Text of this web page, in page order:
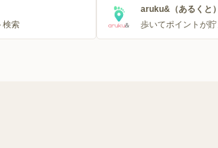
検索
aruku&（あるくと）
歩いてポイントが貯